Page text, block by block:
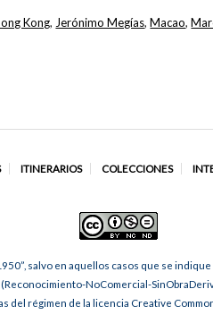
Kong, Jerónimo Megías,Macao,
ITINERARIOS COLECCIONES
salvo en aquellos casos que se
(Reconocimiento-NoComercial-
del régimen de la licencia Creative